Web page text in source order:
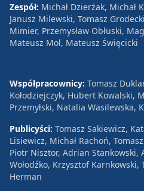
Zespół: Michał Dzierżak, Michał
Janusz Milewski, Tomasz
Mimier, Przemysław Obłuski,
Mateusz Mol, Mateusz Święcicki
Współpracownicy: Tomasz
Kołodziejczyk, Hubert Kowalski,
Przemyłski, Natalia Wasilewska,
Publicyści: Tomasz Sakiewicz,
Lisiewicz, Michał Rachoń,
Piotr Nisztor, Adrian Stankowski,
Wołodźko, Krzysztof Karnkowski,
Herman